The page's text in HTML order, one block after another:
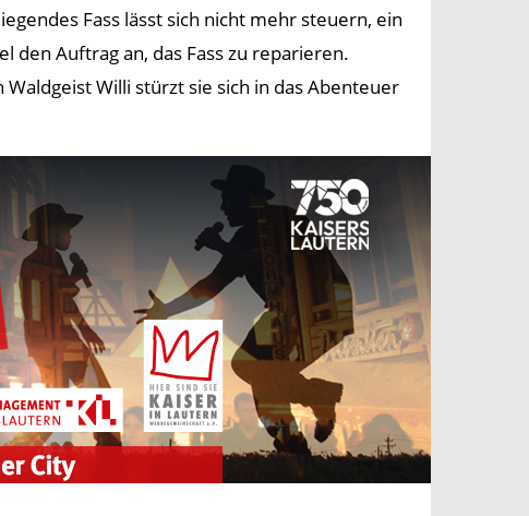
Fass lässt sich nicht mehr steuern, ein
Auftrag an, das Fass zu reparieren.
Willi stürzt sie sich in das Abenteuer